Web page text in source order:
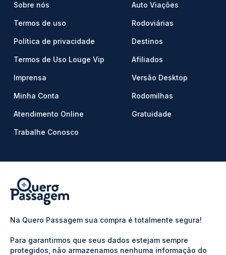
Sobre nós
Termos de uso
Política de privacidade
Termos de Uso Louge Vip
Imprensa
Minha Conta
Atendimento Online
Trabalhe Conosco
Auto Viações
Rodoviárias
Destinos
Afiliados
Versão Desktop
Rodomilhas
Gratuidade
Na Quero Passagem sua compra é totalmente segura!
Para garantirmos que seus dados estejam sempre
protegidos, não armazenamos nenhuma informação do